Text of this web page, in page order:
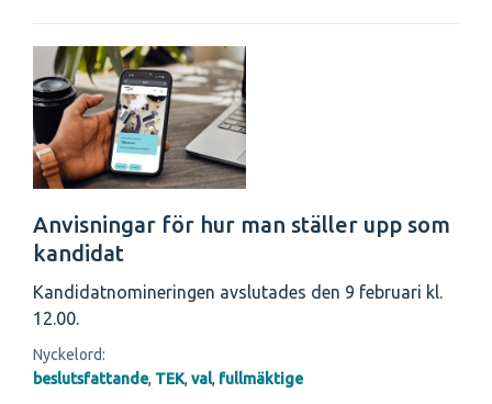
Anvisningar för hur man ställer upp som
kandidat
Kandidatnomineringen avslutades den 9 februari kl.
12.00.
Nyckelord:
beslutsfattande, TEK, val, fullmäktige